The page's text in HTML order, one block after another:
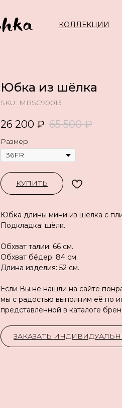
КОЛЛЕКЦИИ
Юбка из шёлка
SKU: MBSC90013
26 200 ₽ 65 500 ₽
Размер
КУПИТЬ
Юбка длины мини из шёлка с
Подкладка: шёлк.
Обхват талии: 66 см.
Обхват бёдер: 84 см.
Длина изделия: 52 см.
Если Вы не нашли на сайте
мы с радостью выполним её по
представленной в каталоге
ЗАКАЗАТЬ